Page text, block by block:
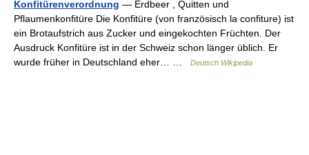
Konfitürenverordnung — Erdbeer , Quitten und
Pflaumenkonfitüre Die Konfitüre (von französisch la confiture) ist
ein Brotaufstrich aus Zucker und eingekochten Früchten. Der
Ausdruck Konfitüre ist in der Schweiz schon länger üblich. Er
wurde früher in Deutschland eher… …
Deutsch Wikipedia